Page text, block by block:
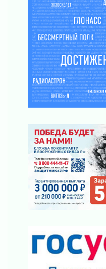
Клюква
просится
03 августа 2026
Строительные
подняли зарплаты
03 августа 2026
Шесть новых
Ленинградской
03 августа 2026
Уроки
Ленобласть
десантных войск
02 августа 2026
«Активное лето»
02 августа 2026
Ленобласть
регионом и страной
02 августа 2026
ПСК через
Ленинградской